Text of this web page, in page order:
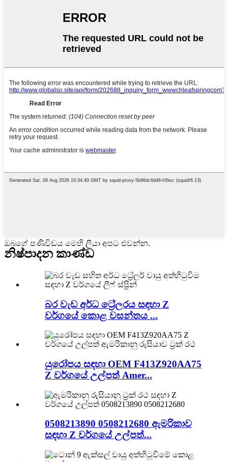
ඔබගේ පණිවිඩය මෙහි ලියා අපට එවන්න.
නිෂ්පාදන කාණ්ඩ
බර වැඩ අර්ධ ට්‍රේලරය සඳහා Z
වර්ගයේ කොළ වසන්තය ...
යුරෝපය සඳහා OEM F413Z920AA75
Z වර්ගයේ උල්පත් Amer...
0508213890 0508212680 ඇමරිකාව
සඳහා Z වර්ගයේ උල්පත්...